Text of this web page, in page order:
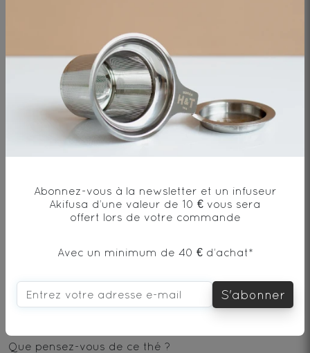
* produit issu de l'agriculture biologique
Envie de changement?
vous aimerez aussi...
AJOUTER UN COMMENTAIRE
star starsstarsstarsstars
Que pensez-vous de ce thé ?
Abonnez-vous à la newsletter et un infuseur
Akifusa d’une valeur de 10 € vous sera
offert lors de votre commande
Avec un minimum de 40 € d’achat*
S'abonner